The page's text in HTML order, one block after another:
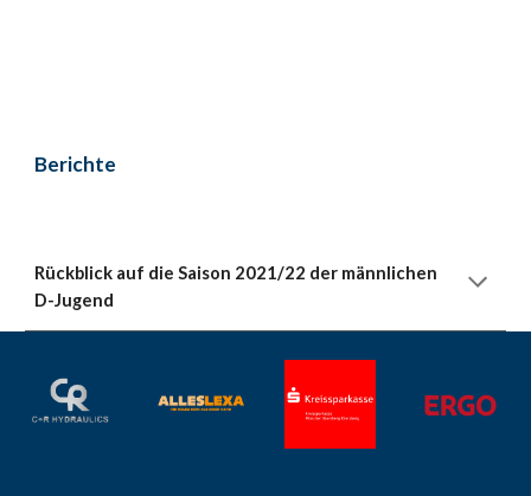
Berichte
Rückblick auf die Saison 2021/22 der männlichen
D-Jugend